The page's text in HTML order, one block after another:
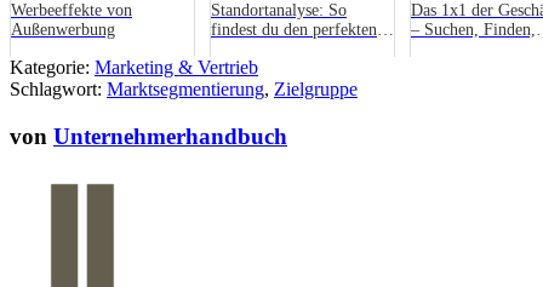
Werbeeffekte von
Außenwerbung
Standortanalyse: So
findest du den perfekten
Das 1x1 der
– Suchen, Finden,
Kategorie: Marketing & Vertrieb
Schlagwort: Marktsegmentierung, Zielgruppe
von Unternehmerhandbuch